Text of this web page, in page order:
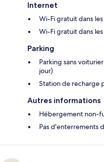
Internet
Wi-Fi gratuit dans
Wi-Fi gratuit dans
Parking
Parking sans
jour)
Station de recharge
Autres informations
Hébergement non-
Pas d'enterrements